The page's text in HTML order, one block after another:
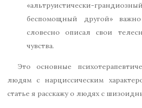
«альтруистически-
беспомощный другой»
словесно описал свои
чувства.
Это основные
людям с нарциссическим
статье я расскажу о людях с